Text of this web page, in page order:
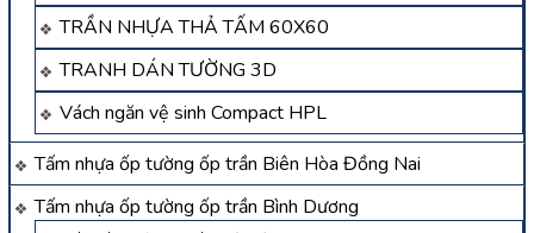
TRẦN NHỰA THẢ TẤM 60X60
TRANH DÁN TƯỜNG 3D
Vách ngăn vệ sinh Compact HPL
Tấm nhựa ốp tường ốp trần Biên Hòa Đồng Nai
Tấm nhựa ốp tường ốp trần Bình Dương